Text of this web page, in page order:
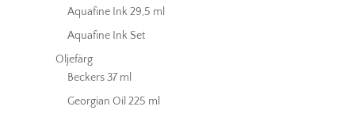
Aquafine Ink 29,5 ml
Aquafine Ink Set
Oljefärg
Beckers 37 ml
Georgian Oil 225 ml